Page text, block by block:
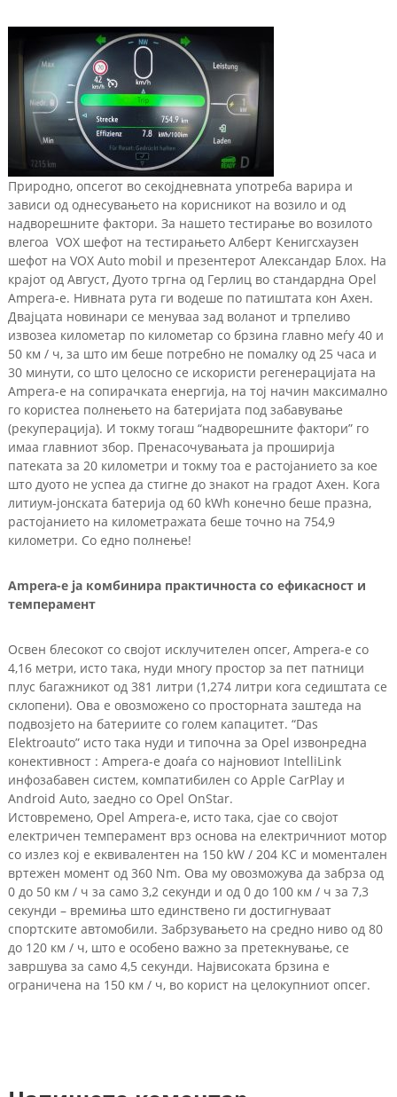
Природно, опсегот во секојдневната употреба варира и
зависи од однесувањето на корисникот на возило и од
надворешните фактори. За нашето тестирање во возилото
влегоа VOX шефот на тестирањето Алберт Кенигсхаузен
шефот на VOX Auto mobil и презентерот Александар Блох. На
крајот од Август, Дуото тргна од Герлиц во стандардна Opel
Ampera-e. Нивната рута ги водеше по патиштата кон Ахен.
Двајцата новинари се менуваа зад воланот и трпеливо
извозеа километар по километар со брзина главно меѓу 40 и
50 км / ч, за што им беше потребно не помалку од 25 часа и
30 минути, со што целосно се искористи регенерацијата на
Ampera-e на сопирачката енергија, на тој начин максимално
го користеа полнењето на батеријата под забавување
(рекуперација). И токму тогаш “надворешните фактори” го
имаа главниот збор. Пренасочувањата ја проширија
патеката за 20 километри и токму тоа е растојанието за кое
што дуото не успеа да стигне до знакот на градот Ахен. Кога
литиум-јонската батерија од 60 kWh конечно беше празна,
растојанието на километражата беше точно на 754,9
километри. Со едно полнење!
Ampera-e ја комбинира практичноста со ефикасност и
темперамент
Освен блесокот со својот исклучителен опсег, Ampera-e со
4,16 метри, исто така, нуди многу простор за пет патници
плус багажникот од 381 литри (1,274 литри кога седиштата се
склопени). Ова е овозможено со просторната заштеда на
подвозјето на батериите со голем капацитет. “Das
Elektroauto” исто така нуди и типочна за Opel извонредна
конективност : Ampera-e доаѓа со најновиот IntelliLink
инфозабавен систем, компатибилен со Apple CarPlay и
Android Auto, заедно со Opel OnStar.
Истовремено, Opel Ampera-e, исто така, сјае со својот
електричен темперамент врз основа на електричниот мотор
со излез кој е еквивалентен на 150 kW / 204 КС и моментален
вртежен момент од 360 Nm. Ова му овозможува да забрза од
0 до 50 км / ч за само 3,2 секунди и од 0 до 100 км / ч за 7,3
секунди – времиња што единствено ги достигнуваат
спортските автомобили. Забрзувањето на средно ниво од 80
до 120 км / ч, што е особено важно за претекнување, се
завршува за само 4,5 секунди. Највисоката брзина е
ограничена на 150 км / ч, во корист на целокупниот опсег.